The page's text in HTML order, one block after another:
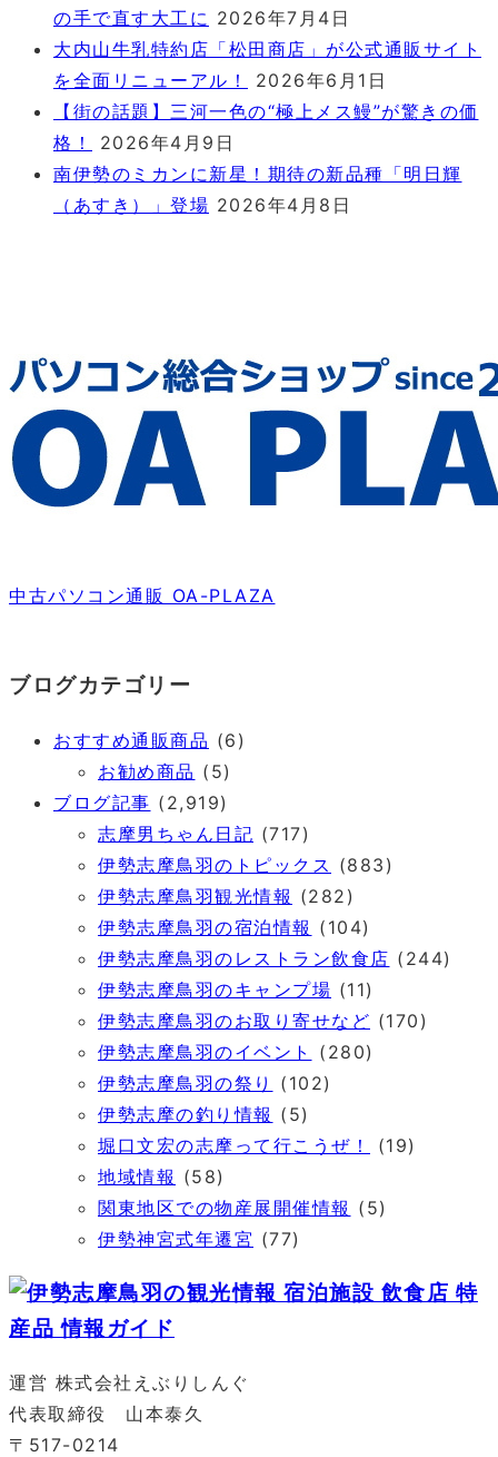
の手で直す大工に 2026年7月4日
大内山牛乳特約店「松田商店」が公式通販サイト
を全面リニューアル！
2026年6月1日
【街の話題】三河一色の“極上メス鰻”が驚きの価
格！
2026年4月9日
南伊勢のミカンに新星！期待の新品種「明日輝
（あすき）」登場 2026年4月8日
中古パソコン通販 OA-PLAZA
ブログカテゴリー
おすすめ通販商品 (6)
お勧め商品 (5)
ブログ記事 (2,919)
志摩男ちゃん日記 (717)
伊勢志摩鳥羽のトピックス (883)
伊勢志摩鳥羽観光情報 (282)
伊勢志摩鳥羽の宿泊情報 (104)
伊勢志摩鳥羽のレストラン飲食店 (244)
伊勢志摩鳥羽のキャンプ場 (11)
伊勢志摩鳥羽のお取り寄せなど (170)
伊勢志摩鳥羽のイベント
(280)
伊勢志摩鳥羽の祭り
(102)
伊勢志摩の釣り情報 (5)
堀口文宏の志摩って行こうぜ！
(19)
地域情報 (58)
関東地区での物産展開催情報 (5)
伊勢神宮式年遷宮 (77)
運営 株式会社えぶりしんぐ
代表取締役 山本泰久
〒517-0214